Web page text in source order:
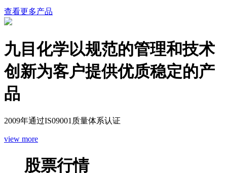
查看更多产品
九目化学以规范的管理和技术
创新为客户提供优质稳定的产
品
2009年通过IS09001质量体系认证
view more
股票行情